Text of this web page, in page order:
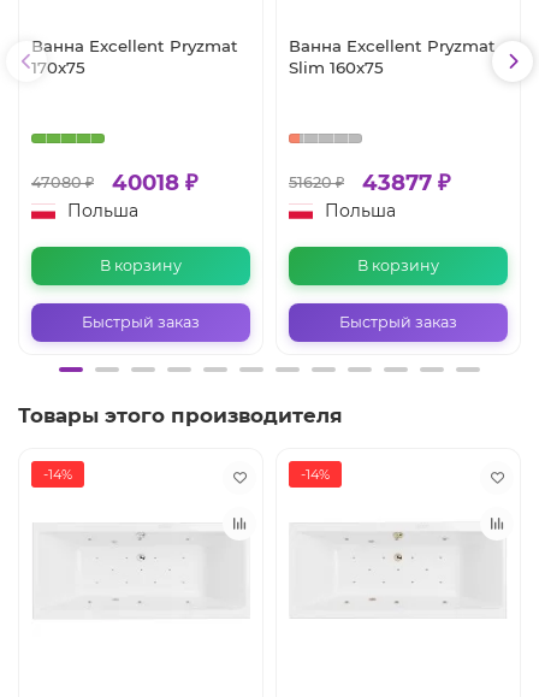
Ванна Excellent Pryzmat
170x75
47080 ₽ 40018 ₽
Польша
В корзину
Быстрый заказ
Ванна Excellent Pryzmat
Slim 160x75
51620 ₽ 43877 ₽
Польша
В корзину
Быстрый заказ
Товары этого производителя
-14% -14%